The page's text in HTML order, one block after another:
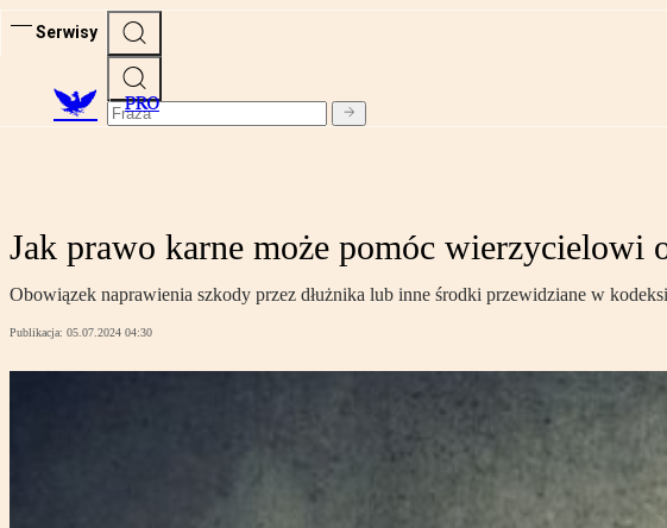
Serwisy
PRO
Jak prawo karne może pomóc wierzycielowi
Obowiązek naprawienia szkody przez dłużnika lub inne środki przewidziane w
Publikacja: 05.07.2024 04:30